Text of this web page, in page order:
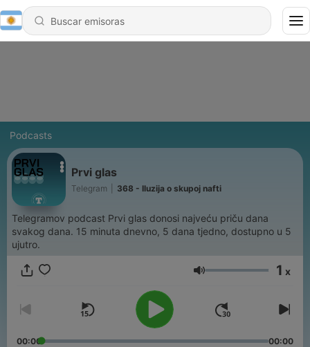
Podcasts
Prvi glas
Telegram 368 - Iluzija o skupoj nafti
Telegramov podcast Prvi glas donosi najveću priču dana
svakog dana. 15 minuta dnevno, 5 dana tjedno, dostupno u 5
ujutro.
Volumen 1 x
00:00 00:00